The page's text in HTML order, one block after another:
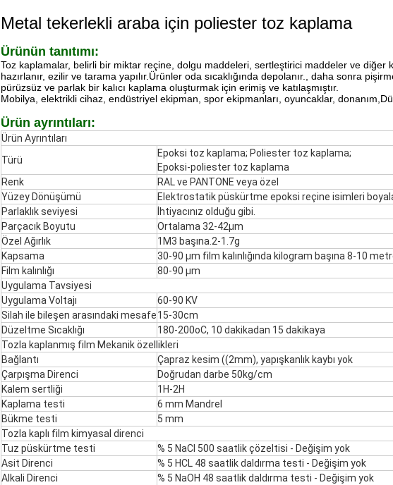
Metal tekerlekli araba için poliester toz kaplama
Ürünün tanıtımı:
Toz kaplamalar, belirli bir miktar reçine, dolgu maddeleri, sertleştirici maddeler ve diğer
hazırlanır, ezilir ve tarama yapılır.Ürünler oda sıcaklığında depolanır., daha sonra
pürüzsüz ve parlak bir kalıcı kaplama oluşturmak için erimiş ve katılaşmıştır.
Mobilya, elektrikli cihaz, endüstriyel ekipman, spor ekipmanları, oyuncaklar,
Ürün ayrıntıları:
Ürün Ayrıntıları
Türü
Epoksi toz kaplama; Poliester toz kaplama;
Epoksi-poliester toz kaplama
Renk
RAL ve PANTONE veya özel
Yüzey Dönüşümü
Elektrostatik püskürtme epoksi reçine isimleri
Parlaklık seviyesi
İhtiyacınız olduğu gibi.
Parçacık Boyutu
Ortalama 32-42μm
Özel Ağırlık
1M3 başına.2-1.7g
Kapsama
30-90 μm film kalınlığında kilogram başına 8-10
Film kalınlığı
80-90 μm
Uygulama Tavsiyesi
Uygulama Voltajı
60-90 KV
Silah ile bileşen arasındaki mesafe15-30cm
Düzeltme Sıcaklığı
180-200oC, 10 dakikadan 15 dakikaya
Tozla kaplanmış film Mekanik özellikleri
Bağlantı
Çapraz kesim ((2mm), yapışkanlık kaybı yok
Çarpışma Direnci
Doğrudan darbe 50kg/cm
Kalem sertliği
1H-2H
Kaplama testi
6 mm Mandrel
Bükme testi
5 mm
Tozla kaplı film kimyasal direnci
Tuz püskürtme testi
% 5 NaCl 500 saatlik çözeltisi - Değişim yok
Asit Direnci
% 5 HCL 48 saatlik daldırma testi - Değişim yok
Alkali Direnci
% 5 NaOH 48 saatlik daldırma testi - Değişim yok